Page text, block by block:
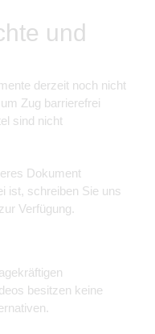
und
derzeit noch nicht
Zug barrierefrei
sind nicht
Dokument
ist, schreiben Sie uns
Verfügung.
besitzen keine